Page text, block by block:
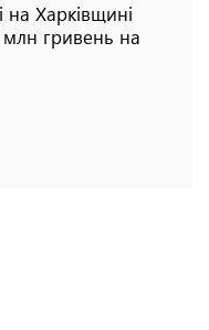
Харківщині
гривень на